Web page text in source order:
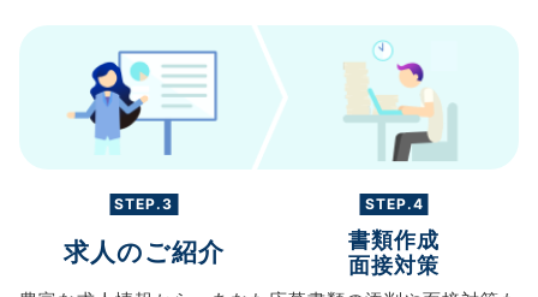
STEP.3
求人のご紹介
STEP.4
書類作成
面接対策